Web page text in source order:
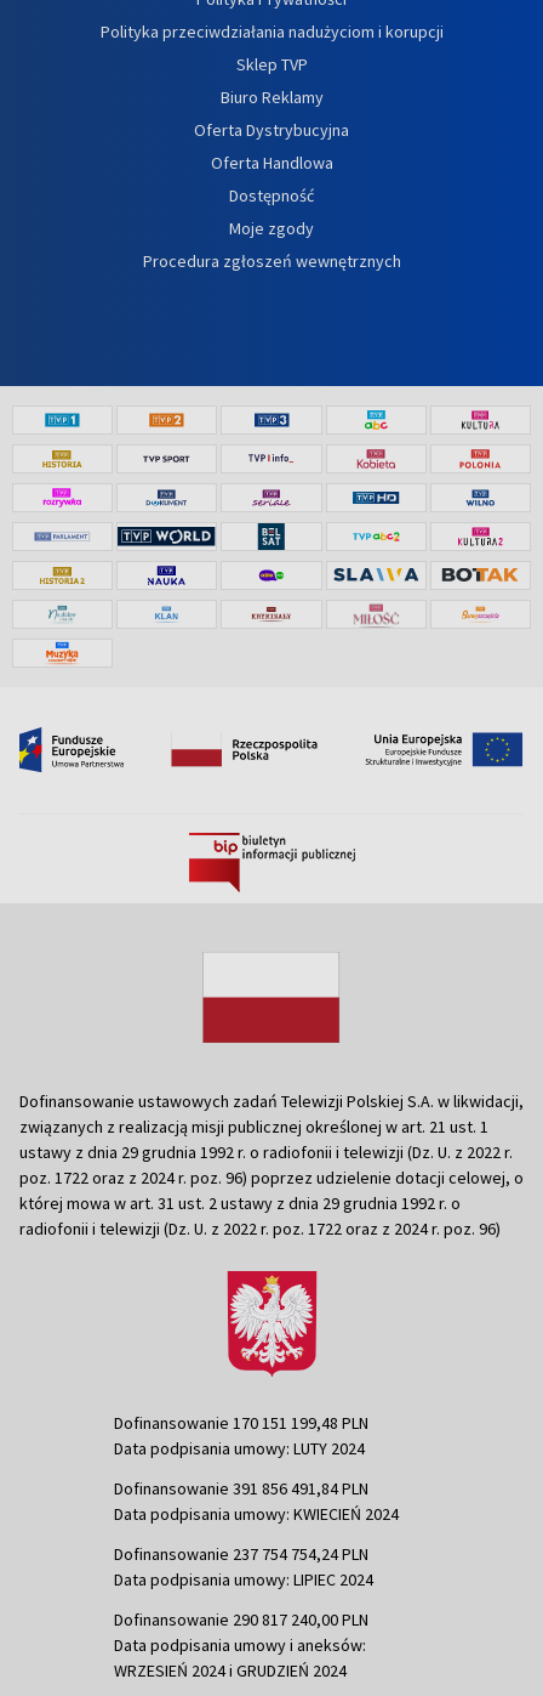
Polityka przeciwdziałania nadużyciom i korupcji
Sklep TVP
Biuro Reklamy
Oferta Dystrybucyjna
Oferta Handlowa
Dostępność
Moje zgody
Procedura zgłoszeń wewnętrznych
Dofinansowanie ustawowych zadań Telewizji Polskiej S.A. w likwidacji,
związanych z realizacją misji publicznej określonej w art. 21 ust. 1
ustawy z dnia 29 grudnia 1992 r. o radiofonii i telewizji (Dz. U. z 2022 r.
poz. 1722 oraz z 2024 r. poz. 96) poprzez udzielenie dotacji celowej, o
której mowa w art. 31 ust. 2 ustawy z dnia 29 grudnia 1992 r. o
radiofonii i telewizji (Dz. U. z 2022 r. poz. 1722 oraz z 2024 r. poz. 96)
Dofinansowanie 170 151 199,48 PLN
Data podpisania umowy: LUTY 2024
Dofinansowanie 391 856 491,84 PLN
Data podpisania umowy: KWIECIEŃ 2024
Dofinansowanie 237 754 754,24 PLN
Data podpisania umowy: LIPIEC 2024
Dofinansowanie 290 817 240,00 PLN
Data podpisania umowy i aneksów:
WRZESIEŃ 2024 i GRUDZIEŃ 2024